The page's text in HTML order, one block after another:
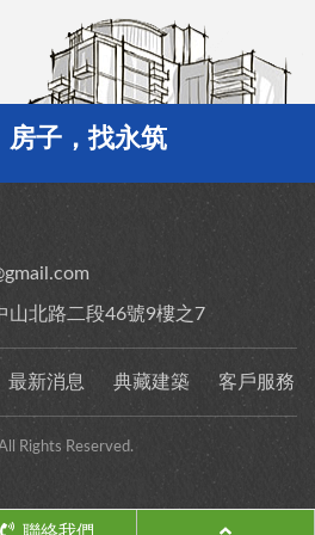
房子，找永筑
山北路二段46號9樓之7
最新消息 典藏建築 客戶服務
Rights Reserved.